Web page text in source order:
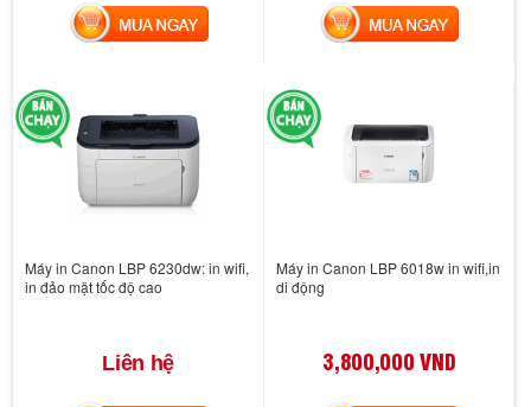
MUA NGAY MUA NGAY
Máy in Canon LBP 6230dw: in wifi,
in đảo mặt tốc độ cao
Liên hệ
Máy in Canon LBP 6018w in wifi,in
di động
3,800,000 VND